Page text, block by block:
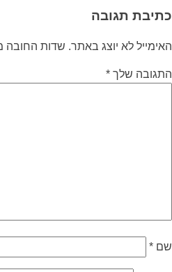
כתיבת תגובה
האימייל לא יוצג באתר. שדות החובה
התגובה שלך *
שם *